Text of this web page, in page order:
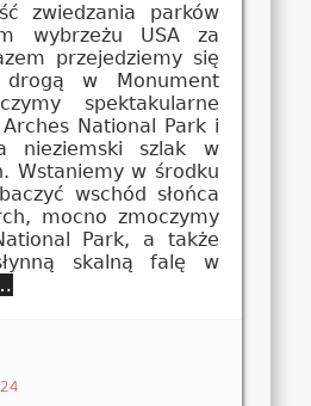
zwiedzania parków
wybrzeżu USA za
przejedziemy się
drogą w Monument
spektakularne
National Park i
nieziemski szlak w
Wstaniemy w środku
wschód słońca
mocno zmoczymy
Park, a także
skalną falę w